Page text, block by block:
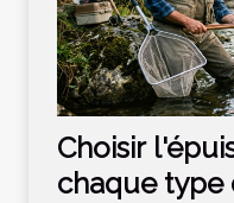
Choisir
chaque type